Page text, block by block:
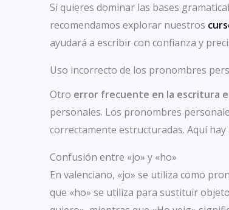
Si quieres dominar las bases
recomendamos explorar nuestros
ayudará a escribir con confianza y
Uso incorrecto de los pronombres
Otro error frecuente en la escritura
personales. Los pronombres
correctamente estructuradas. Aquí
Confusión entre «jo» y «ho»
En valenciano, «jo» se utiliza como
que «ho» se utiliza para sustituir